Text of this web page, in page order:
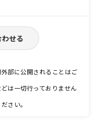
せる
部に公開されることはご
は一切行っておりません
さい。